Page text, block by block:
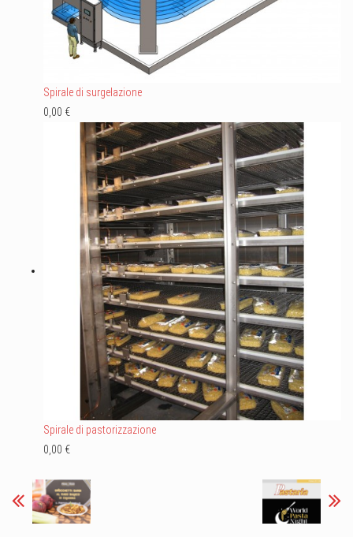
Spirale di surgelazione
0,00 €
Spirale di pastorizzazione
0,00 €